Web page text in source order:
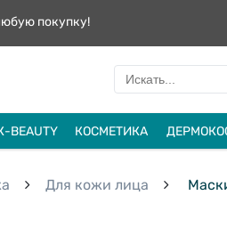
покупку!
BEAUTY КОСМЕТИКА
Для кожи лица